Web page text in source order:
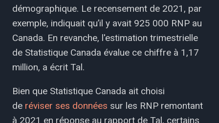
démographique. Le recensement de 2021, par
exemple, indiquait qu’il y avait 925 000 RNP au
Canada. En revanche, l'estimation trimestrielle
de Statistique Canada évalue ce chiffre à 1,17
million, a écrit Tal.
Bien que Statistique Canada ait choisi
de réviser ses données sur les RNP remontant
à 2021 en réponse au rapport de Tal, certains